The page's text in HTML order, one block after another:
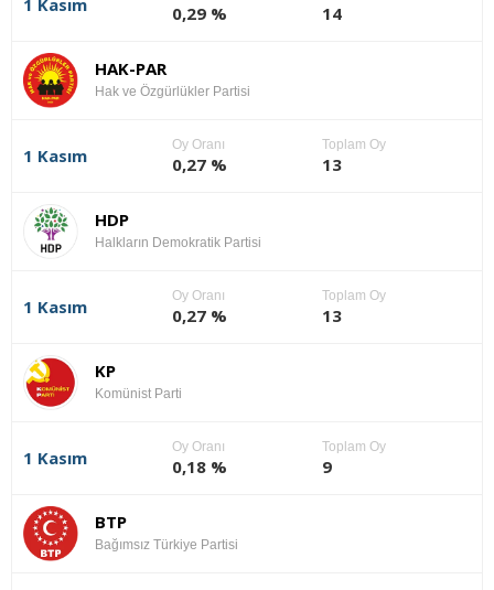
1 Kasım 0,29 % 14
HAK-PAR
Hak ve Özgürlükler Partisi
1 Kasım
Oy Oranı
0,27 %
Toplam Oy
13
HDP
Halkların Demokratik Partisi
1 Kasım
Oy Oranı
0,27 %
Toplam Oy
13
KP
Komünist Parti
1 Kasım
Oy Oranı
0,18 %
Toplam Oy
9
BTP
Bağımsız Türkiye Partisi